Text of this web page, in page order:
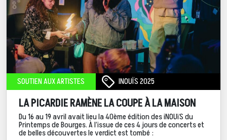
SOUTIEN AUX ARTISTES INOUÏS 2025
LA PICARDIE RAMÈNE LA COUPE À LA MAISON
Du 16 au 19 avril avait lieu la 40ème édition des iNOUïS du
Printemps de Bourges. À l’issue de ces 4 jours de concerts et
de belles découvertes le verdict est tombé :